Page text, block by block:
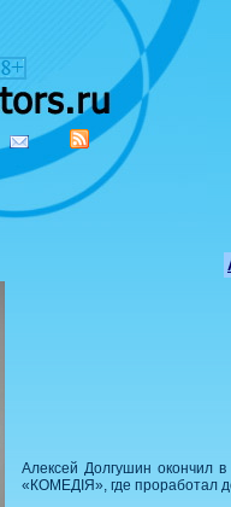
Алексей Долгушин окончил
«КОМЕДIЯ», где проработал